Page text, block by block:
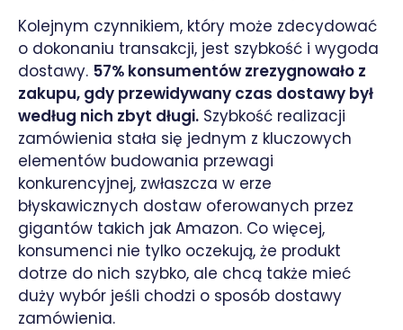
Kolejnym czynnikiem, który może zdecydować
o dokonaniu transakcji, jest szybkość i wygoda
dostawy. 57% konsumentów zrezygnowało z
zakupu, gdy przewidywany czas dostawy był
według nich zbyt długi. Szybkość realizacji
zamówienia stała się jednym z kluczowych
elementów budowania przewagi
konkurencyjnej, zwłaszcza w erze
błyskawicznych dostaw oferowanych przez
gigantów takich jak Amazon. Co więcej,
konsumenci nie tylko oczekują, że produkt
dotrze do nich szybko, ale chcą także mieć
duży wybór jeśli chodzi o sposób dostawy
zamówienia.